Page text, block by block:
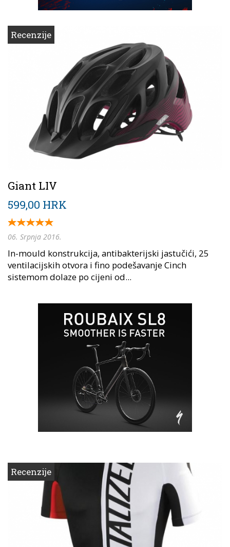
Recenzije
Giant LIV
599,00 HRK
06. Srpnja 2016.
In-mould konstrukcija, antibakterijski jastučići, 25
ventilacijskih otvora i fino podešavanje Cinch
sistemom dolaze po cijeni od...
Recenzije